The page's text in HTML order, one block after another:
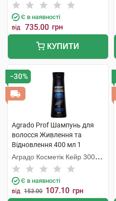
Є в наявності
від 735.00 грн
КУПИТИ
−30%
Agrado Prof Шампунь для
волосся Живлення та
Відновлення 400 мл 1
флакон
Аградо Косметік Кейр 3000
С.Л.У.
Є в наявності
від 153.00 107.10 грн